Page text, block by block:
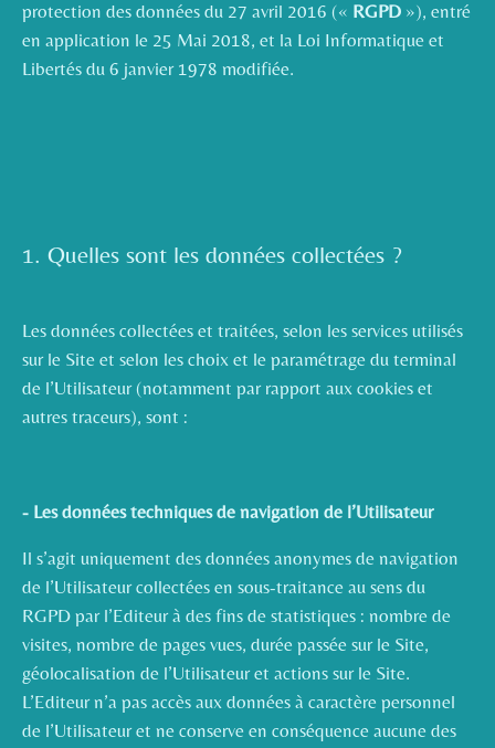
protection des données du 27 avril 2016 (« RGPD »), entré
en application le 25 Mai 2018, et la Loi Informatique et
Libertés du 6 janvier 1978 modifiée.
1. Quelles sont les données collectées ?
Les données collectées et traitées, selon les services utilisés
sur le Site et selon les choix et le paramétrage du terminal
de l’Utilisateur (notamment par rapport aux cookies et
autres traceurs), sont :
- Les données techniques de navigation de l’Utilisateur
Il s’agit uniquement des données anonymes de navigation
de l’Utilisateur collectées en sous-traitance au sens du
RGPD par l’Editeur à des fins de statistiques : nombre de
visites, nombre de pages vues, durée passée sur le Site,
géolocalisation de l’Utilisateur et actions sur le Site.
L’Editeur n’a pas accès aux données à caractère personnel
de l’Utilisateur et ne conserve en conséquence aucune des